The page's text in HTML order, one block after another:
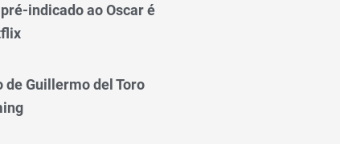
indicado ao Oscar é
Guillermo del Toro